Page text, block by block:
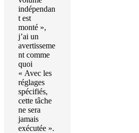
indépendan
t est
monté »,
j’ai un
avertisseme
nt comme
quoi
« Avec les
réglages
spécifiés,
cette tâche
ne sera
jamais
exécutée ».